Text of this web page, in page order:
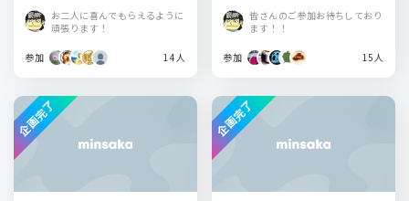
お二人に喜んでもらえるように
頑張ります！
参加 14人
皆さんのご参加お待ちしており
ます！！
参加 15人
企画完了 企画完了